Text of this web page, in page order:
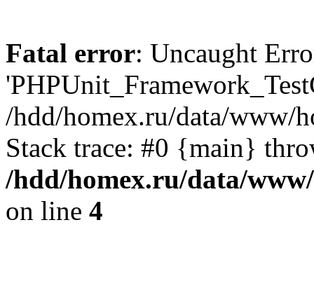
Fatal error: Uncaught
/hdd/homex.ru/data/www/
Stack trace: #0 {main}
/hdd/homex.ru/data/
on line 4